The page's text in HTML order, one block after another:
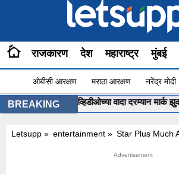
राजकारण देश महाराष्ट्र मुंबई
ओबीसी आरक्षण मराठा आरक्षण नरेंद्र मोदी
BREAKING
मोदींच्या व्हिडीओच्या वादा दरम्यान मार्क
Letsupp » entertainment » Star Plus Much